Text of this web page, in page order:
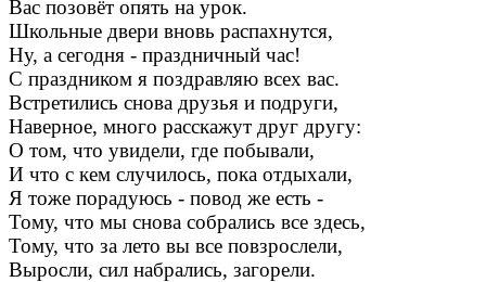
Вас позовёт опять на урок.
Школьные двери вновь распахнутся,
Ну, а сегодня - праздничный час!
С праздником я поздравляю всех вас.
Встретились снова друзья и подруги,
Наверное, много расскажут друг другу:
О том, что увидели, где побывали,
И что с кем случилось, пока отдыхали,
Я тоже порадуюсь - повод же есть -
Тому, что мы снова собрались все здесь,
Тому, что за лето вы все повзрослели,
Выросли, сил набрались, загорели.